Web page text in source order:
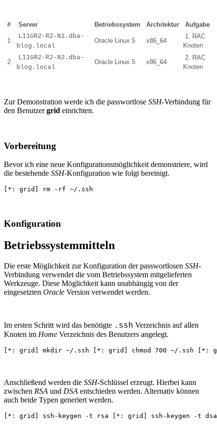
# Server Betriebssystem Architektur Aufgabe
1
L11GR2-R2-N1.dba-
blog.local
Oracle Linux 5 x86_64
1. RAC
Knoten
2
L11GR2-R2-N2.dba-
blog.local
Oracle Linux 5 x86_64
2. RAC
Knoten
Zur Demonstration werde ich die passwortlose SSH-Verbindung für
den Benutzergrid einrichten.
Vorbereitung
Bevor ich eine neue Konfigurationsmöglichkeit demonstriere, wird
die bestehende SSH-Konfiguration wie folgt bereinigt.
[*: grid] rm -rf ~/.ssh
Konfiguration
Betriebssystemmitteln
Die erste Möglichkeit zur Konfiguration der passwortlosen SSH-
Verbindung verwendet die vom Betriebssystem mitgelieferten
Werkzeuge. Diese Möglichkeit kann unabhängig von der
eingesetzten Oracle Version verwendet werden.
Im ersten Schritt wird das benötigte .ssh Verzeichnis auf allen
Knoten im Home Verzeichnis des Benutzers angelegt.
[*: grid] mkdir ~/.ssh [*: grid] chmod 700 ~/.ssh [*:
Anschließend werden die SSH-Schlüssel erzeugt. Hierbei kann
zwischen RSA und DSA entschieden werden. Alternativ können
auch beide Typen generiert werden.
[*: grid] ssh-keygen -t rsa [*: grid] ssh-keygen -t dsa